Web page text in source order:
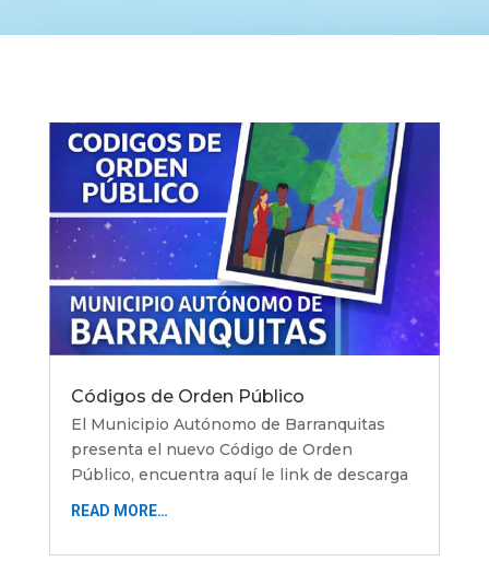
Códigos de Orden Público
El Municipio Autónomo de Barranquitas
presenta el nuevo Código de Orden
Público, encuentra aquí le link de descarga
READ MORE…